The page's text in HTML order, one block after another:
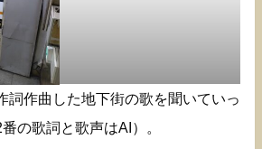
詞作曲した地下街の歌を聞いていっ
の歌詞と歌声はAI）。